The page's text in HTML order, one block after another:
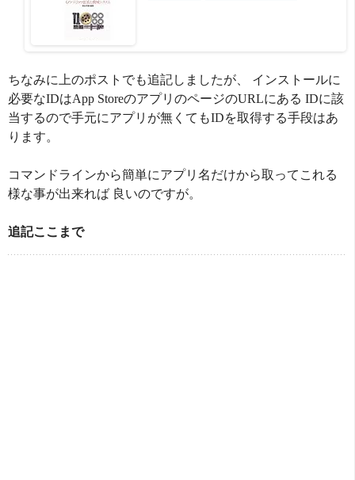
ちなみに上のポストでも追記しましたが、 インストールに
必要なIDはApp StoreのアプリのページのURLにある IDに該
当するので手元にアプリが無くてもIDを取得する手段はあ
ります。
コマンドラインから簡単にアプリ名だけから取ってこれる
様な事が出来れば 良いのですが。
追記ここまで